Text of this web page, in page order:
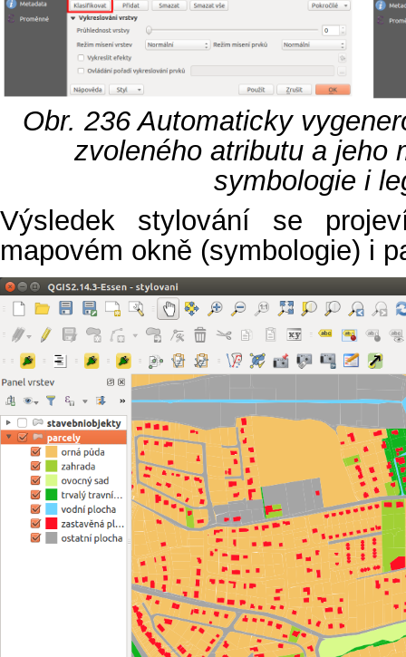
Obr. 236Automaticky
zvoleného atributu a jeho
symbologie i
Výsledek stylování se
mapovém okně (symbologie) i